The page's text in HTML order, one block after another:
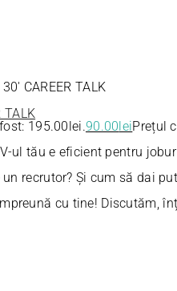
TALK
195.00lei.90.00leiPrețul
ul tău e eficient pentru
recrutor? Și cum să dai
cu tine! Discutăm,